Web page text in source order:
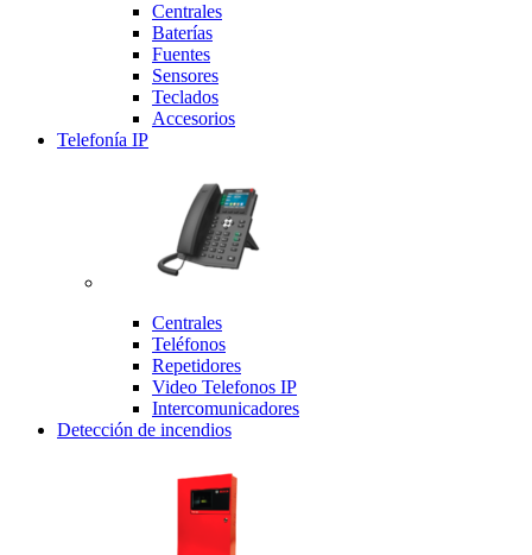
Centrales
Baterías
Fuentes
Sensores
Teclados
Accesorios
Telefonía IP
Centrales
Teléfonos
Repetidores
Video Telefonos IP
Intercomunicadores
Detección de incendios